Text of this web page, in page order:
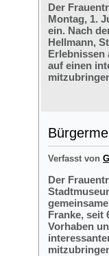
Der
Montag, 1.
ein. Nach
Hellmann,
Erlebnissen
auf einen
Verfasst von
Der
Franke, seit
Vorhaben